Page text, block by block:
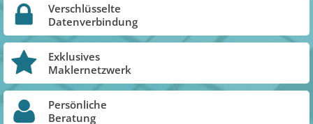
Verschlüsselte
Datenverbindung
Exklusives
Maklernetzwerk
Persönliche
Beratung